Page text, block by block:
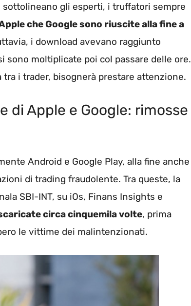
gli esperti, i truffatori sempre
che Google sono riuscite alla fine a
i download avevano raggiunto
sono moltiplicate poi col passare delle ore.
tra i trader, bisognerà prestare attenzione.
di Apple e Google: rimosse
Android e Google Play, alla fine anche
di trading fraudolente. Tra queste, la
SBI-INT, su iOs, Finans Insights e
circa cinquemila volte, prima
le vittime dei malintenzionati.